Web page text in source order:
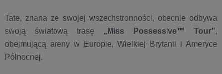
Tate, znana ze swojej wszechstronności, obecnie odbywa
swoją światową trasę „Miss Possessive™ Tour”,
obejmującą areny w Europie, Wielkiej Brytanii i Ameryce
Północnej.